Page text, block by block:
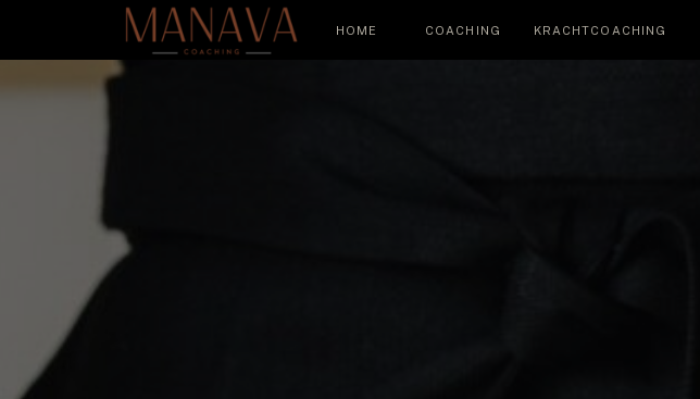
KRACHTCOACHING
COACHING
HOME